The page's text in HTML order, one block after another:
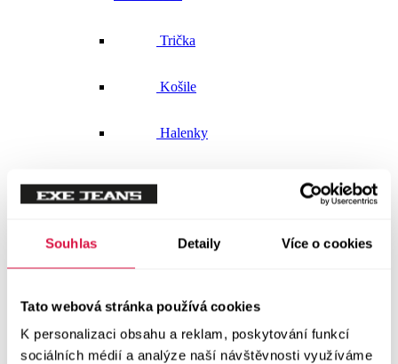
Souhlas Detaily Více o cookies
Tato webová stránka používá cookies
K personalizaci obsahu a reklam, poskytování funkcí
sociálních médií a analýze naší návštěvnosti využíváme
Trička
Košile
Halenky
Vše v kategorii Svetry a mikiny
Mikiny
Svetry